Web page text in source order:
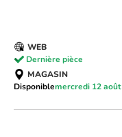
WEB
Dernière pièce
MAGASIN
Disponiblemercredi 12 août